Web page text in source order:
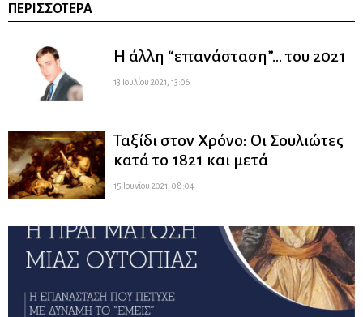
ΠΕΡΙΣΣΌΤΕΡΑ
H άλλη “επανάσταση”… του 2021
13 Ιουλίου 2021, 13:06
Ταξίδι στον Χρόνο: Οι Σουλιώτες
κατά το 1821 και μετά
15 Ιουνίου 2021, 08:04